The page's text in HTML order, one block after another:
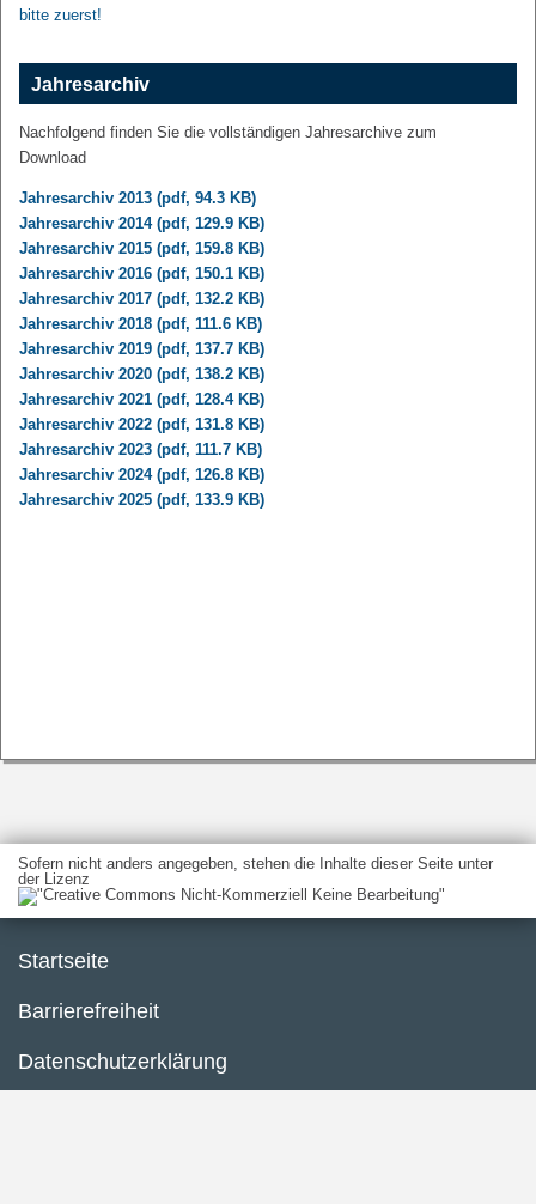
bitte zuerst!
Jahresarchiv
Nachfolgend finden Sie die vollständigen Jahresarchive zum
Download
Jahresarchiv 2013 (pdf, 94.3 KB)
Jahresarchiv 2014 (pdf, 129.9 KB)
Jahresarchiv 2015 (pdf, 159.8 KB)
Jahresarchiv 2016 (pdf, 150.1 KB)
Jahresarchiv 2017 (pdf, 132.2 KB)
Jahresarchiv 2018 (pdf, 111.6 KB)
Jahresarchiv 2019 (pdf, 137.7 KB)
Jahresarchiv 2020 (pdf, 138.2 KB)
Jahresarchiv 2021 (pdf, 128.4 KB)
Jahresarchiv 2022 (pdf, 131.8 KB)
Jahresarchiv 2023 (pdf, 111.7 KB)
Jahresarchiv 2024 (pdf, 126.8 KB)
Jahresarchiv 2025 (pdf, 133.9 KB)
Sofern nicht anders angegeben, stehen die Inhalte dieser Seite unter
der Lizenz
Startseite
Barrierefreiheit
Datenschutzerklärung